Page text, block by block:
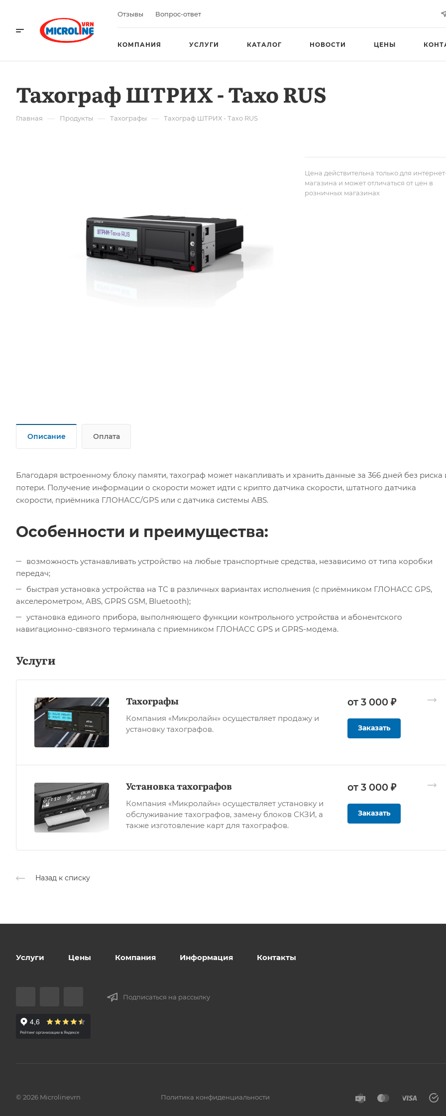
Отзывы Вопрос-ответ
КОМПАНИЯ УСЛУГИ КАТАЛОГ НОВОСТИ ЦЕНЫ
Тахограф ШТРИХ - Тахо RUS
Главная — Продукты — Тахографы — Тахограф ШТРИХ - Тахо RUS
Цена действительна только для
магазина и может отличаться от цен в
розничных магазинах
Описание Оплата
Благодаря встроенному блоку памяти, тахограф может накапливать и хранить данные за 366 дней без риска
потери. Получение информации о скорости может идти с крипто датчика скорости, штатного датчика
скорости, приёмника ГЛОНАСС/GPS или с датчика системы ABS.
Особенности и преимущества:
возможность устанавливать устройство на любые транспортные средства, независимо от типа коробки
передач;
быстрая установка устройства на ТС в различных вариантах исполнения (с приёмником ГЛОНАСС GPS,
акселерометром, ABS, GPRS GSM, Bluеtооth);
установка единого прибора, выполняющего функции контрольного устройства и абонентского
навигационно-связного терминала с приемником ГЛОНАСС GPS и GPRS-модема.
Услуги
Тахографы
Компания «Микролайн» осуществляет продажу и
установку тахографов.
от 3 000 ₽
Заказать
Установка тахографов
Компания «Микролайн» осуществляет установку и
обслуживание тахографов, замену блоков СКЗИ, а
также изготовление карт для тахографов.
от 3 000 ₽
Заказать
Назад к списку
Услуги Цены Компания Информация Контакты
Подписаться на рассылку
© 2026 Microlinevrn Политика конфиденциальности